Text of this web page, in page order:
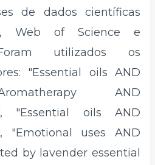
de dados científicas
Web of Science e
utilizados os
"Essential oils AND
AND
"Essential oils AND
"Emotional uses AND
by lavender essential